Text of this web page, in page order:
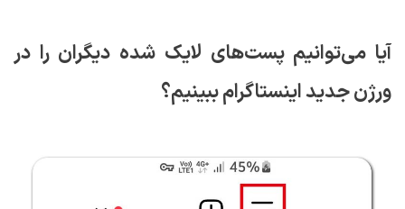
آیا می‌توانیم پست‌های لایک شده دیگران را در
ورژن جدید اینستاگرام ببینیم؟